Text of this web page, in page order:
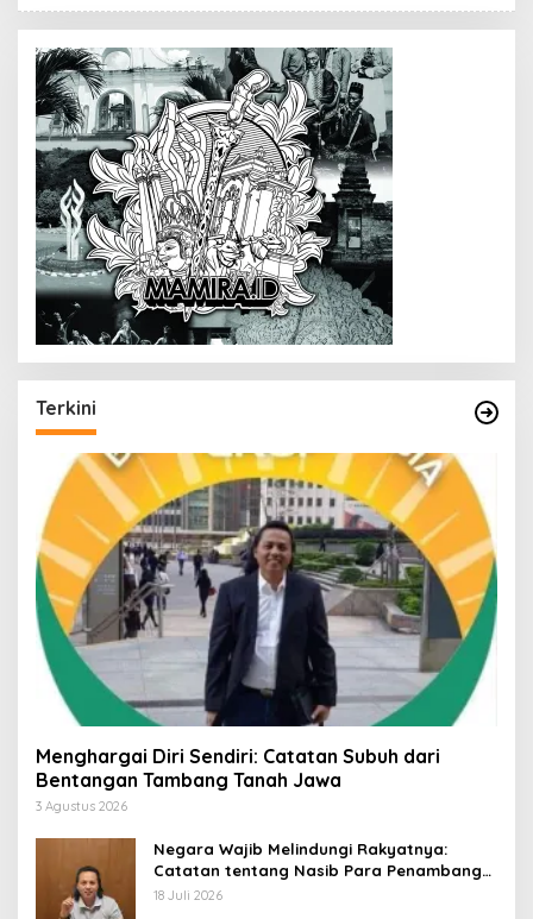
Terkini
Menghargai Diri Sendiri: Catatan Subuh dari
Bentangan Tambang Tanah Jawa
3 Agustus 2026
Negara Wajib Melindungi Rakyatnya:
Catatan tentang Nasib Para Penambang
Belerang Kawah Ijen
18 Juli 2026